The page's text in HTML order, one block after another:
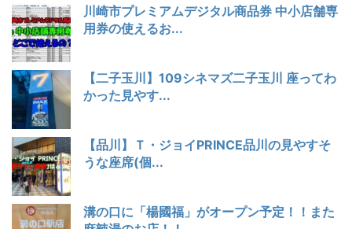
川崎市プレミアムデジタル商品券 中小店舗専
用券の使えるお...
【二子玉川】109シネマズ二子玉川 座ってわ
かった見やす...
【品川】Ｔ・ジョイPRINCE品川の見やすそ
うな座席(個...
溝の口に「楊國福」がオープン予定！！また